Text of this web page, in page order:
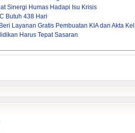
Sinergi Humas Hadapi Isu Krisis
Butuh 438 Hari
Layanan Gratis Pembuatan KIA dan Akta
Harus Tepat Sasaran